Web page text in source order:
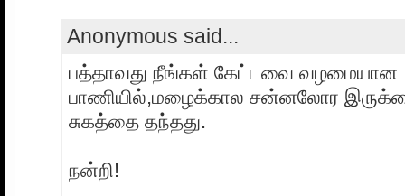
Anonymous said...
பத்தாவது நீங்கள் கேட்டவை வழமையான
பாணியில்,மழைக்கால சன்னலோர
சுகத்தை தந்தது.
நன்றி!